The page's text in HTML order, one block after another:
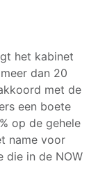
het kabinet
dan 20
met de
een boete
op de gehele
name voor
die in de NOW